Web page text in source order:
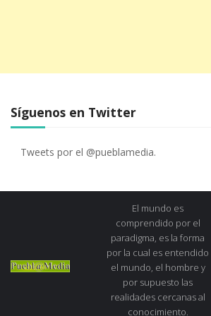
Síguenos en Twitter
Tweets por el @pueblamedia.
El mundo es
comprendido por el
paradigma, es la forma
por la cual es entendido
el mundo, el hombre y
por supuesto las
realidades cercanas al
conocimiento.